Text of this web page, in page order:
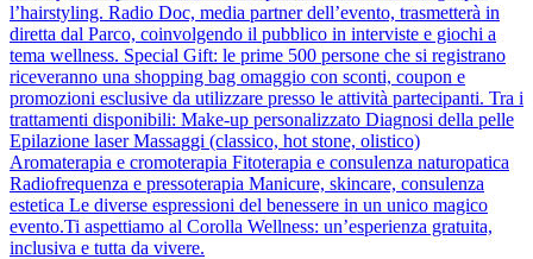
l’hairstyling. Radio Doc, media partner dell’evento, trasmetterà in
diretta dal Parco, coinvolgendo il pubblico in interviste e giochi a
tema wellness. Special Gift: le prime 500 persone che si registrano
riceveranno una shopping bag omaggio con sconti, coupon e
promozioni esclusive da utilizzare presso le attività partecipanti. Tra i
trattamenti disponibili: Make-up personalizzato Diagnosi della pelle
Epilazione laser Massaggi (classico, hot stone, olistico)
Aromaterapia e cromoterapia Fitoterapia e consulenza naturopatica
Radiofrequenza e pressoterapia Manicure, skincare, consulenza
estetica Le diverse espressioni del benessere in un unico magico
evento.Ti aspettiamo al Corolla Wellness: un’esperienza gratuita,
inclusiva e tutta da vivere.